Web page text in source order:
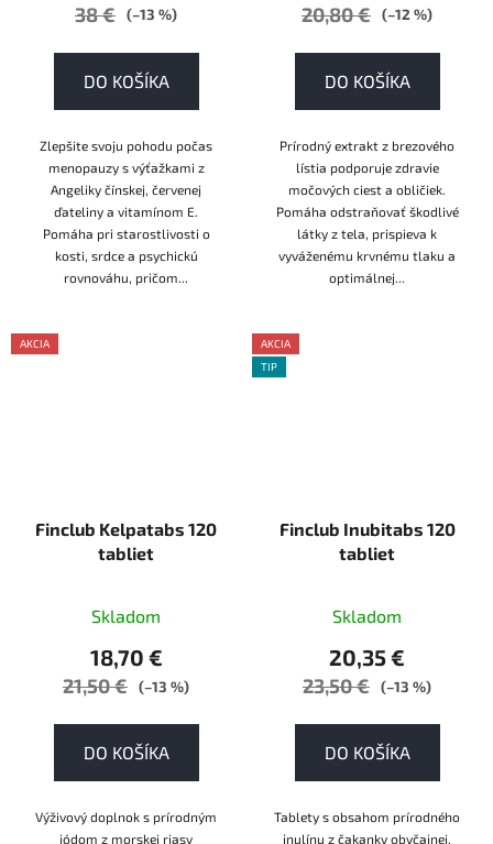
38 € (–13 %)
DO KOŠÍKA
Zlepšite svoju pohodu počas
menopauzy s výťažkami z
Angeliky čínskej, červenej
ďateliny a vitamínom E.
Pomáha pri starostlivosti o
kosti, srdce a psychickú
rovnováhu, pričom...
20,80 € (–12 %)
DO KOŠÍKA
Prírodný extrakt z brezového
lístia podporuje zdravie
močových ciest a obličiek.
Pomáha odstraňovať škodlivé
látky z tela, prispieva k
vyváženému krvnému tlaku a
optimálnej...
AKCIA
Finclub Kelpatabs 120
tabliet
Skladom
18,70 €
21,50 € (–13 %)
DO KOŠÍKA
Výživový doplnok s prírodným
jódom z morskej riasy
AKCIA
TIP
Finclub Inubitabs 120
tabliet
Skladom
20,35 €
23,50 € (–13 %)
DO KOŠÍKA
Tablety s obsahom prírodného
inulínu z čakanky obyčajnej,